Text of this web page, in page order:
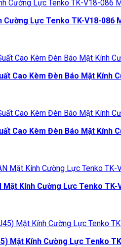
Cường Lực Tenko TK-V18-086
Cao Kèm Đèn Báo Mặt Kính
Cao Kèm Đèn Báo Mặt Kính
Mặt Kính Cường Lực Tenko
Mặt Kính Cường Lực Tenko